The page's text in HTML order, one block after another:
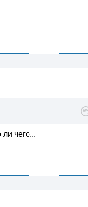
чего...